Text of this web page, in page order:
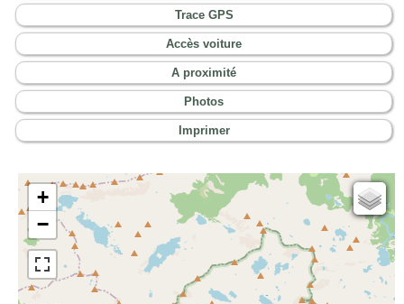
Trace GPS
Accès voiture
A proximité
Photos
Imprimer
+
−
Open Topo Map
Open Street Map
ESRI Word Imagery